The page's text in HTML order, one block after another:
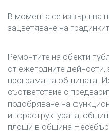
В момента се извършва
зацветяване на
Ремонтите на обекти
от ежегодните дейности,
програма на общината.
съответствие с
подобряване на
инфраструктурата,
площи в община